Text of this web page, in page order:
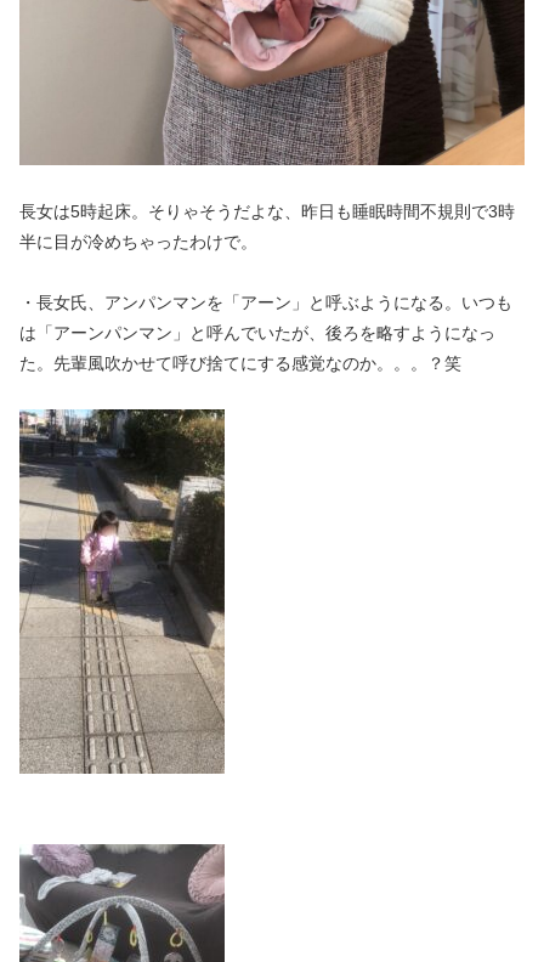
長女は5時起床。そりゃそうだよな、昨日も睡眠時間不規則で3時
半に目が冷めちゃったわけで。
・長女氏、アンパンマンを「アーン」と呼ぶようになる。いつも
は「アーンパンマン」と呼んでいたが、後ろを略すようになっ
た。先輩風吹かせて呼び捨てにする感覚なのか。。。？笑